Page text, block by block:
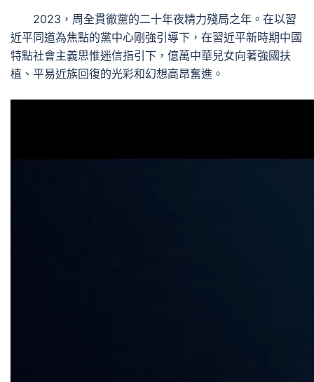
2023，周全貫徹黨的二十年夜精力殘局之年。在以習
近平同道為焦點的黨中心剛強引導下，在習近平新時期中國
特點社會主義思惟迷信指引下，億萬中華兒女向著強國扶
植、平易近族回復的光彩和幻想高昂奮進。